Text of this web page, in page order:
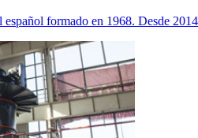
formado en 1968. Desde